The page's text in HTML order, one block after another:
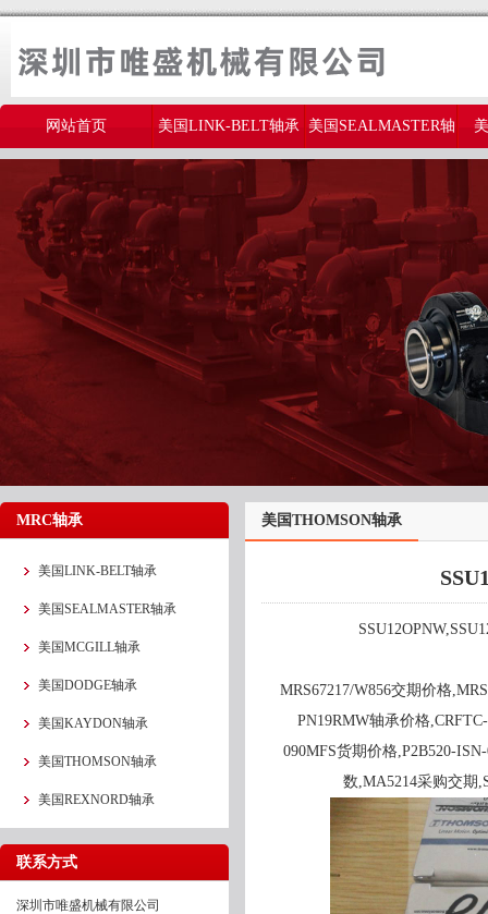
网站首页 美国LINK-BELT轴承 美国SEALMASTER轴
美国THOMSON轴承
MRC轴承
美国LINK-BELT轴承
美国SEALMASTER轴承
美国MCGILL轴承
美国DODGE轴承
美国KAYDON轴承
美国THOMSON轴承
美国REXNORD轴承
联系方式
深圳市唯盛机械有限公司
美国THOMSON轴承
MRS67217/W856交期价格
PN19RMW轴承价格
090MFS货期价格,P2B520-
数,MA5214采购交期